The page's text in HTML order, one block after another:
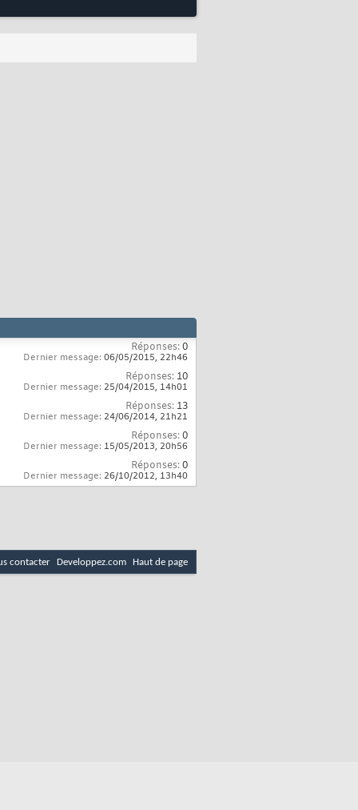
Réponses:0
Dernier message: 06/05/2015, 22h46
Réponses: 10
Dernier message: 25/04/2015, 14h01
Réponses: 13
Dernier message: 24/06/2014, 21h21
Réponses:0
Dernier message: 15/05/2013, 20h56
Réponses:0
Dernier message: 26/10/2012, 13h40
contacter Developpez.com Haut de page